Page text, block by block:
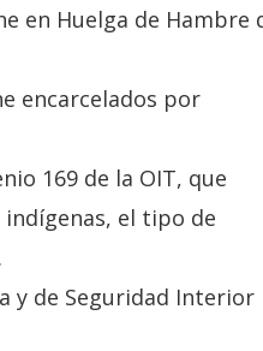
en Huelga de Hambre
encarcelados por
169 de la OIT, que
el tipo de
y de Seguridad Interior